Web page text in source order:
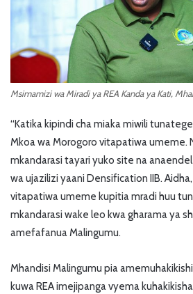
Msimamizi wa Miradi ya REA Kanda ya Kati,
“Katika kipindi cha miaka miwili
Mkoa wa Morogoro vitapatiwa umeme.
mkandarasi tayari yuko site na
wa ujazilizi yaani Densification IIB.
vitapatiwa umeme kupitia mradi huu
mkandarasi wake leo kwa gharama ya
amefafanua Malingumu.
Mhandisi Malingumu pia
kuwa REA imejipanga vyema